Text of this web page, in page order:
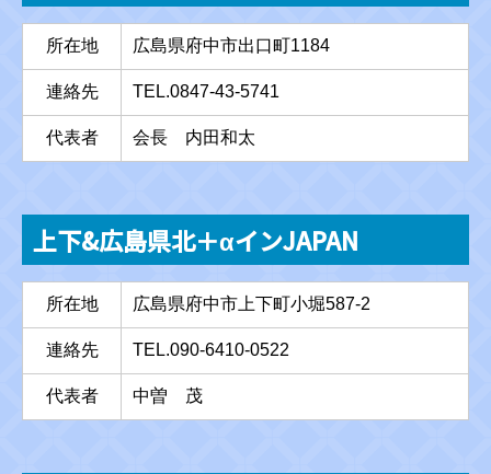
所在地 広島県府中市出口町1184
連絡先 TEL.0847-43-5741
代表者 会長 内田和太
上下&広島県北＋αインJAPAN
所在地 広島県府中市上下町小堀587-2
連絡先 TEL.090-6410-0522
代表者 中曽 茂